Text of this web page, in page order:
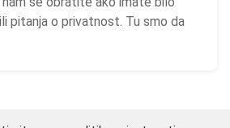
pitanja o privatnost. Tu smo da